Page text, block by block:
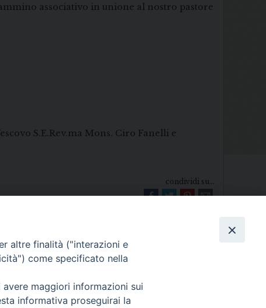
associativo in unione al nostro pastore
S.E.Rev.ma Mons. Ciro Fanelli e
condividi su...
Diocesi di Melfi Rapolla Venosa
altre finalità ("interazioni e
come specificato nella
maggiori informazioni sui
informativa proseguirai la